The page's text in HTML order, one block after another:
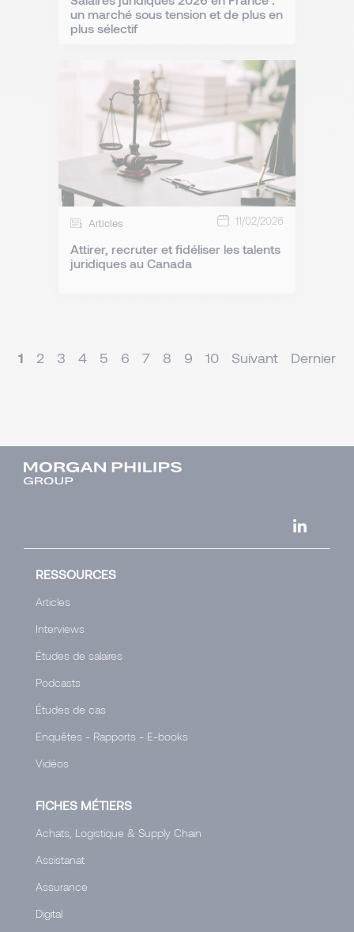
un marché sous tension et de plus en
plus sélectif
Articles 11/02/2026
Attirer, recruter et fidéliser les talents
juridiques au Canada
1 2 3 4 5 6 7 8 9 10 Suivant Dernier
RESSOURCES
Articles
Interviews
Études de salaires
Podcasts
Études de cas
Enquêtes - Rapports - E-books
Vidéos
FICHES MÉTIERS
Achats, Logistique & Supply Chain
Assistanat
Assurance
Digital